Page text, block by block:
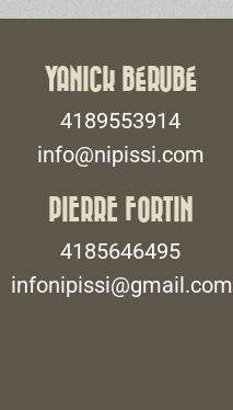
YANICK BÉRUBÉ
4189553914
info@nipissi.com
PIERRE FORTIN
4185646495
infonipissi@gmail.com